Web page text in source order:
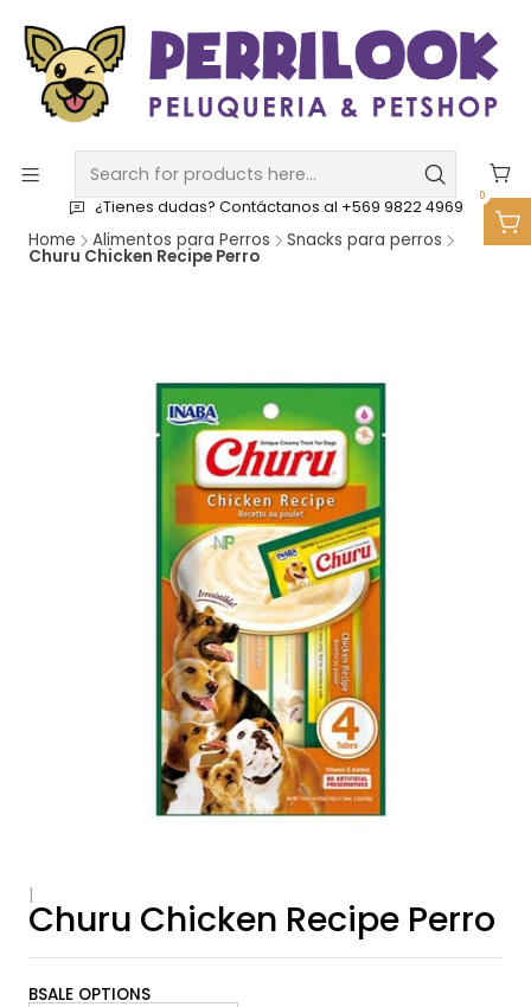
0
¿Tienes dudas? Contáctanos al +569 9822 4969
Home Alimentos para Perros Snacks para perros
Churu Chicken Recipe Perro
|
Churu Chicken Recipe Perro
BSALE OPTIONS